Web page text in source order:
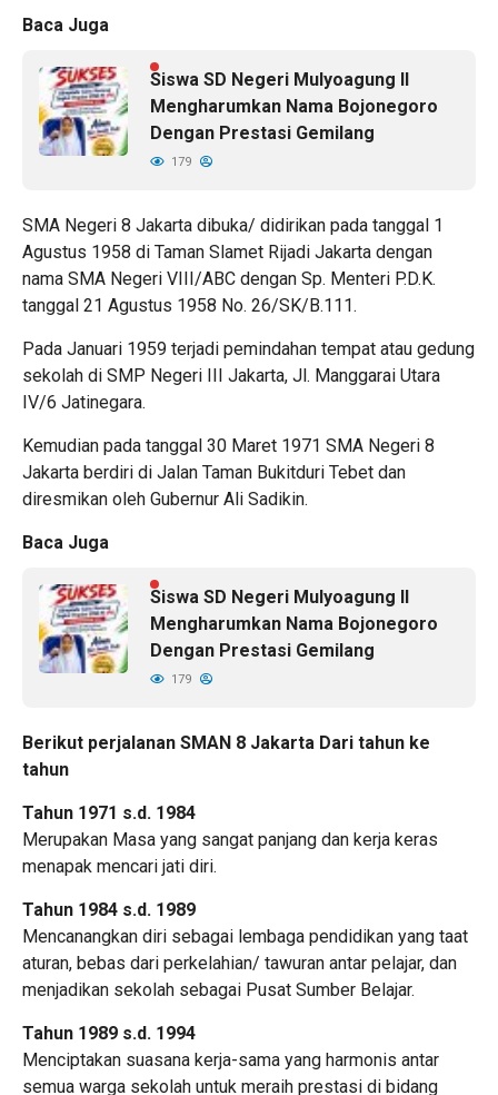
Baca Juga
Siswa SD Negeri Mulyoagung II
Mengharumkan Nama Bojonegoro
Dengan Prestasi Gemilang
179
SMA Negeri 8 Jakarta dibuka/ didirikan pada tanggal 1
Agustus 1958 di Taman Slamet Rijadi Jakarta dengan
nama SMA Negeri VIII/ABC dengan Sp. Menteri P.D.K.
tanggal 21 Agustus 1958 No. 26/SK/B.111.
Pada Januari 1959 terjadi pemindahan tempat atau gedung
sekolah di SMP Negeri III Jakarta, Jl. Manggarai Utara
IV/6 Jatinegara.
Kemudian pada tanggal 30 Maret 1971 SMA Negeri 8
Jakarta berdiri di Jalan Taman Bukitduri Tebet dan
diresmikan oleh Gubernur Ali Sadikin.
Baca Juga
Siswa SD Negeri Mulyoagung II
Mengharumkan Nama Bojonegoro
Dengan Prestasi Gemilang
179
Berikut perjalanan SMAN 8 Jakarta Dari tahun ke
tahun
Tahun 1971 s.d. 1984
Merupakan Masa yang sangat panjang dan kerja keras
menapak mencari jati diri.
Tahun 1984 s.d. 1989
Mencanangkan diri sebagai lembaga pendidikan yang taat
aturan, bebas dari perkelahian/ tawuran antar pelajar, dan
menjadikan sekolah sebagai Pusat Sumber Belajar.
Tahun 1989 s.d. 1994
Menciptakan suasana kerja-sama yang harmonis antar
semua warga sekolah untuk meraih prestasi di bidang